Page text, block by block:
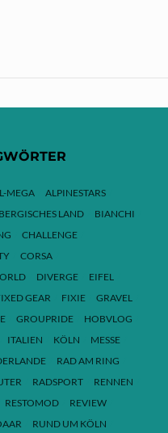
MEGA
ALPINESTARS
BERGISCHES LAND
BIANCHI
CHALLENGE
CORSA
DIVERGE
EIFEL
GEAR FIXIE
GRAVEL
GROUPRIDE
HOBVLOG
ITALIEN KÖLN
MESSE
RAD AM RING
RADSPORT
RENNEN
RESTOMOD
REVIEW
RUND UM KÖLN